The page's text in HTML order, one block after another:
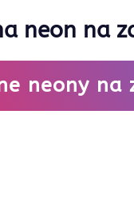
neon na
neony na